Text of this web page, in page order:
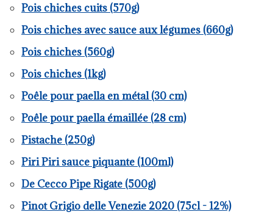
Pois chiches cuits (570g)
Pois chiches avec sauce aux légumes (660g)
Pois chiches (560g)
Pois chiches (1kg)
Poêle pour paella en métal (30 cm)
Poêle pour paella émaillée (28 cm)
Pistache (250g)
Piri Piri sauce piquante (100ml)
De Cecco Pipe Rigate (500g)
Pinot Grigio delle Venezie 2020 (75cl - 12%)